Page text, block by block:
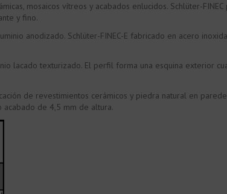
mosaicos vítreos y acabados enlucidos. Schlüter-
y fino.
anodizado. Schlüter-FINEC-E fabricado en acero
lacado texturizado. El perfil forma una esquina exterior
de revestimientos cerámicos y piedra natural en
de 4,5 mm de altura.